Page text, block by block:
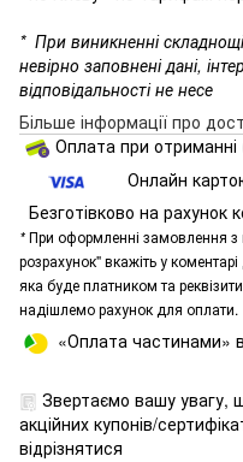
*При виникненні
невірно заповнені дані,
відповідальності не несе
Більше інформації про
Оплата при
Онлайн
Безготівково на рахунок
*При оформленні замовлення з
розрахунок" вкажіть у
яка буде платником та
надішлемо рахунок для оплати.
«Оплата частинами»
Звертаємо вашу увагу,
акційних купонів/
відрізнятися